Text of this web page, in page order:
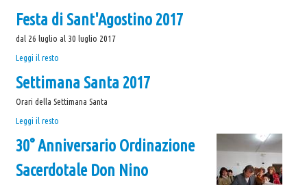
Sant'Agostino
2017
Festa di Sant'Agostino 2017
dal 26 luglio al 30 luglio 2017
Festa
Sant'Agostino
Leggi il resto
Settimana Santa 2017
Orari della Settimana Santa
Settimana
2017
Leggi il resto
30° Anniversario Ordinazione
Sacerdotale Don Nino